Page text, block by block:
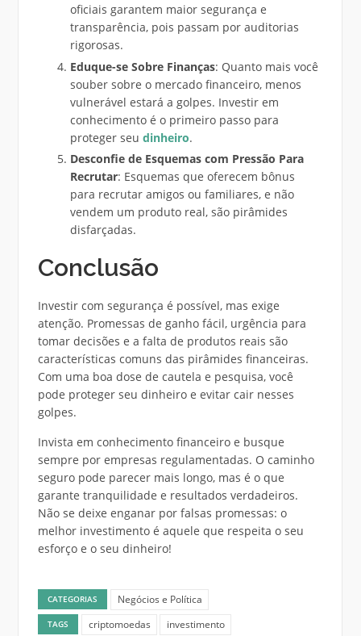
oficiais garantem maior segurança e
transparência, pois passam por auditorias
rigorosas.
Eduque-se Sobre Finanças: Quanto mais você
souber sobre o mercado financeiro, menos
vulnerável estará a golpes. Investir em
conhecimento é o primeiro passo para
proteger seu dinheiro.
Desconfie de Esquemas com Pressão Para
Recrutar: Esquemas que oferecem bônus
para recrutar amigos ou familiares, e não
vendem um produto real, são pirâmides
disfarçadas.
Conclusão
Investir com segurança é possível, mas exige
atenção. Promessas de ganho fácil, urgência para
tomar decisões e a falta de produtos reais são
características comuns das pirâmides financeiras.
Com uma boa dose de cautela e pesquisa, você
pode proteger seu dinheiro e evitar cair nesses
golpes.
Invista em conhecimento financeiro e busque
sempre por empresas regulamentadas. O caminho
seguro pode parecer mais longo, mas é o que
garante tranquilidade e resultados verdadeiros.
Não se deixe enganar por falsas promessas: o
melhor investimento é aquele que respeita o seu
esforço e o seu dinheiro!
CATEGORIAS Negócios e Política
TAGS criptomoedas
investimento